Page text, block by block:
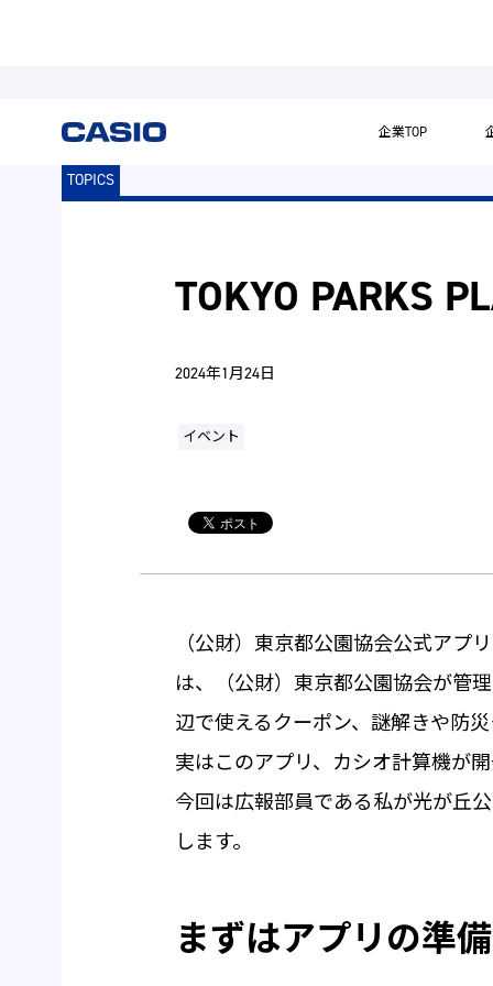
企業TOP
TOPICS
TOKYO PARKS
2024年1月24日
イベント
（公財）東京都公園協会公式アプ
は、（公財）東京都公園協会が管
辺で使えるクーポン、謎解きや防
実はこのアプリ、カシオ計算機が
今回は広報部員である私が光が丘
します。
まずはアプリの準